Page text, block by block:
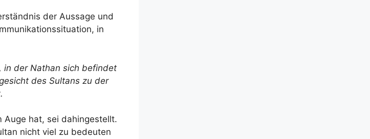
der Aussage und
in
in der Nathan sich befindet
des Sultans zu der
Auge hat, sei dahingestellt.
nicht viel zu bedeuten